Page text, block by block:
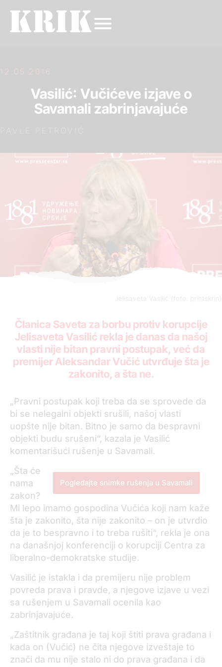
12.05.2016.
Vasilić: Vučićeve izjave o
Savamali zabrinjavajuće
Jelisaveta Vasilić (foto: printskrin)
Članica Saveta za borbu protiv korupcije
Jelisaveta Vasilić rekla je danas da našoj
vlasti nije bitan pravni postupak, već da
premijer Aleksandar Vučić utvrđuje šta je
zakonito, a šta ne.
„Pravni postupak koji treba da se sprovede da
bi se nelegalni objekti srušili, našoj vlasti
uopšte nije bitan. Bitno je samo da bespravni
objekti budu srušeni“, kazala je Vasilić
komentarišući rušenje u Savamali.
Pogledajte snimke rušenja u Savamali
„Šta će
nama
zakon?
Mi lepo imamo gospodina Vučića koji nam kaže
šta je zakonito, šta nije zakonito – on je utvrdio
da je to bespravno i to treba rušiti“, rekla je ona
na današnjoj konferenciji o korupciji Centra za
liberalno-demokratske studije.
Vasilić je istakla i da premijeru nije problem
povreda prava i pravde, a njegove izjave u vezi
sa rušenjem u Savamali ocenila kao
zabrinjavajuće.
„Zaštitnik građana je taj koji štiti prava građana i
kada on (Vučić) ne čita njegove izveštaje to
znači da mu nije stalo ni do prava građana i da